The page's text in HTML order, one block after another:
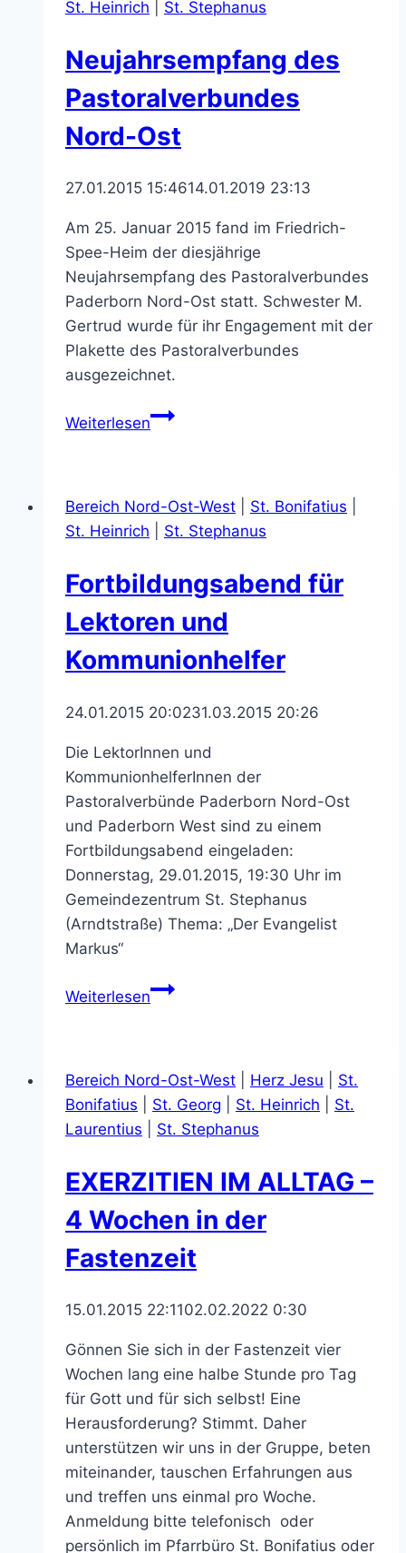
Georg
St. Heinrich
St. Stephanus
Neujahrsempfang des
Pastoralverbundes
Nord-Ost
27.01.2015 15:4614.01.2019 23:13
Am 25. Januar 2015 fand im Friedrich-
Spee-Heim der diesjährige
Neujahrsempfang des Pastoralverbundes
Paderborn Nord-Ost statt. Schwester M.
Gertrud wurde für ihr Engagement mit der
Plakette des Pastoralverbundes
ausgezeichnet.
WeiterlesenNeujahrsempfang
Ost
Bereich Nord-Ost-West St. Bonifatius
St. Heinrich
St. Stephanus
Fortbildungsabend für
Lektoren und
Kommunionhelfer
24.01.2015 20:0231.03.2015 20:26
Die LektorInnen und
KommunionhelferInnen der
Pastoralverbünde Paderborn Nord-Ost
und Paderborn West sind zu einem
Fortbildungsabend eingeladen:
Donnerstag, 29.01.2015, 19:30 Uhr im
Gemeindezentrum St. Stephanus
(Arndtstraße) Thema: „Der Evangelist
Markus“
WeiterlesenFortbildungsabend
Kommunionhelfer
Bereich Nord-Ost-West Herz Jesu
St.
Bonifatius
St. Georg St. Heinrich
St.
Laurentius
St. Stephanus
EXERZITIEN IM ALLTAG –
4 Wochen in der
Fastenzeit
15.01.2015 22:1102.02.2022 0:30
Gönnen Sie sich in der Fastenzeit vier
Wochen lang eine halbe Stunde pro Tag
für Gott und für sich selbst! Eine
Herausforderung? Stimmt. Daher
unterstützen wir uns in der Gruppe, beten
miteinander, tauschen Erfahrungen aus
und treffen uns einmal pro Woche.
Anmeldung bitte telefonisch oder
persönlich im Pfarrbüro St. Bonifatius oder